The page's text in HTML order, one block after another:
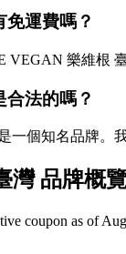
運費嗎？
VEGAN 樂維根
法的嗎？
一個知名品牌。
灣 品牌概
coupon as of